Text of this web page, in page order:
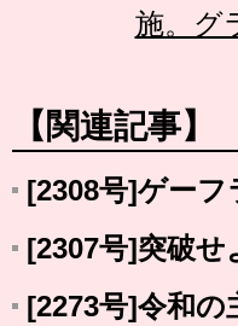
施。グ
【関連記事】
[2308号]ゲーフ
[2307号]突破せ
[2273号]令和の